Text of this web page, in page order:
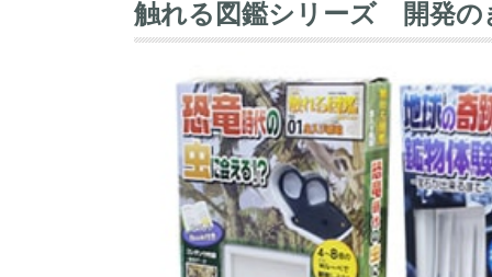
触れる図鑑シリーズ 開発の